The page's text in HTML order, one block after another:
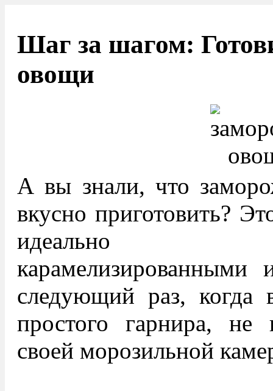
Шаг за шагом:
овощи
А вы знали, что
вкусно приготовить?
идеально
следующий раз, когда
простого гарнира,
своей морозильной